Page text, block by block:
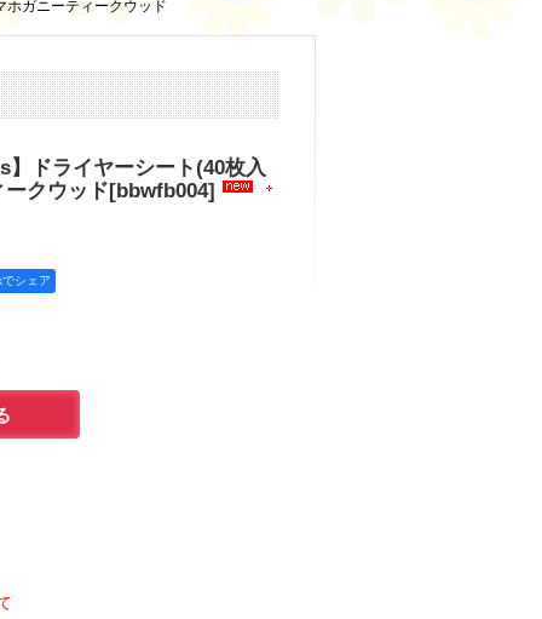
ホガニーティークウッド
】ドライヤーシート(40枚入
ークウッド[bbwfb004]
シェア